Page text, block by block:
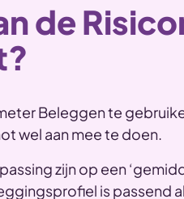
de
Beleggen te
wel aan mee te doen.
zijn op een
is passend